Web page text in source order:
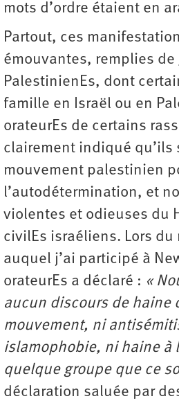
mots d’ordre étaient en
Partout, ces
émouvantes, remplies de
PalestinienEs, dont
famille en Israël ou en
orateurEs de certains
clairement indiqué qu’ils
mouvement palestinien
l’autodétermination, et
violentes et odieuses du
civilEs israéliens. Lors
auquel j’ai participé à
orateurEs a déclaré : «
aucun discours de haine
mouvement, ni
islamophobie, ni haine à
quelque groupe que ce
déclaration saluée par